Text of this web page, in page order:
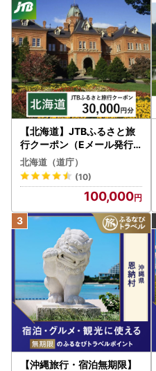
【北海道】JTBふるさと旅
行クーポン（Eメール発行
）30,000円分 旅行 トラベ
ル 宿泊 人気 おすすめ JTB
W030T
北海道（道庁）
(10)
100,000
【沖縄旅行・宿泊無期限】